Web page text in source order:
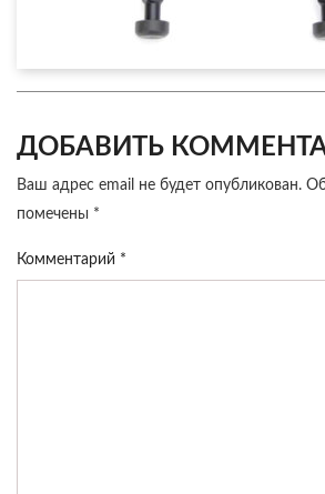
ДОБАВИТЬ
Ваш адрес email не будет опубликован.
помечены *
Комментарий *